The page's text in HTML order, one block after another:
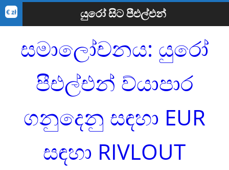
යුරෝ සිට පීඑල්එන්
සමාලෝචනය: යුරෝ
පීඑල්එන් ව්යාපාර
ගනුදෙනු සඳහා EUR
සඳහා RIVLOUT